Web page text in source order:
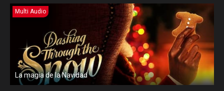
Multi Audio
La magia de la Navidad